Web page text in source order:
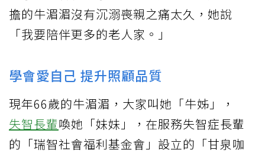
擔的牛湄湄沒有沉溺喪親之痛太久，她說
「我要陪伴更多的老人家。」
學會愛自己 提升照顧品質
現年66歲的牛湄湄，大家叫她「牛姊」，
失智長輩喚她「妹妹」，在服務失智症長輩
的「瑞智社會福利基金會」設立的「甘泉咖